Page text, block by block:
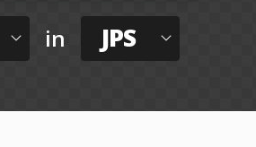
in JPS